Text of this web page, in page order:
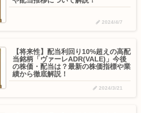
2024/4/7
【将来性】配当利回り10%超えの高配
当銘柄「ヴァーレADR(VALE)」今後
の株価・配当は？最新の株価指標や業
績から徹底解説！
2024/3/21